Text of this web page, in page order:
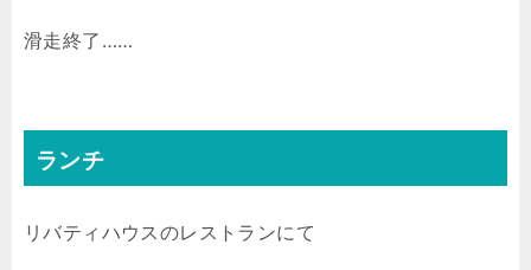
滑走終了……
ランチ
リバティハウスのレストランにて